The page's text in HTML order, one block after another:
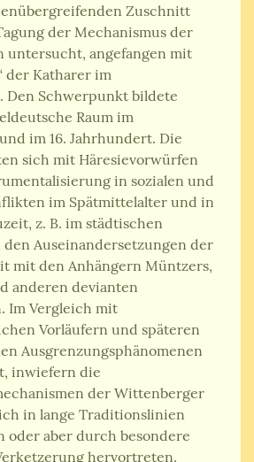
Zuschnitt
der Mechanismus der
untersucht, angefangen mit
der Katharer im
Den Schwerpunkt bildete
Raum im
im 16. Jahrhundert. Die
sich mit Häresievorwürfen
in sozialen und
im Spätmittelalter und in
z. B. im städtischen
Auseinandersetzungen der
mit den Anhängern Müntzers,
anderen devianten
Im Vergleich mit
Vorläufern und späteren
Ausgrenzungsphänomenen
inwiefern die
der Wittenberger
in lange Traditionslinien
oder aber durch besondere
hervortreten.